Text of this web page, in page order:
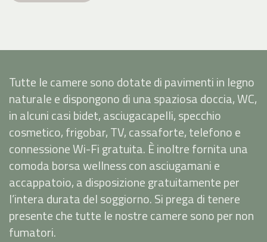
Tutte le camere sono dotate di pavimenti in legno
naturale e dispongono di una spaziosa doccia, WC,
in alcuni casi bidet, asciugacapelli, specchio
cosmetico, frigobar, TV, cassaforte, telefono e
connessione Wi-Fi gratuita. È inoltre fornita una
comoda borsa wellness con asciugamani e
accappatoio, a disposizione gratuitamente per
l’intera durata del soggiorno. Si prega di tenere
presente che tutte le nostre camere sono per non
fumatori.